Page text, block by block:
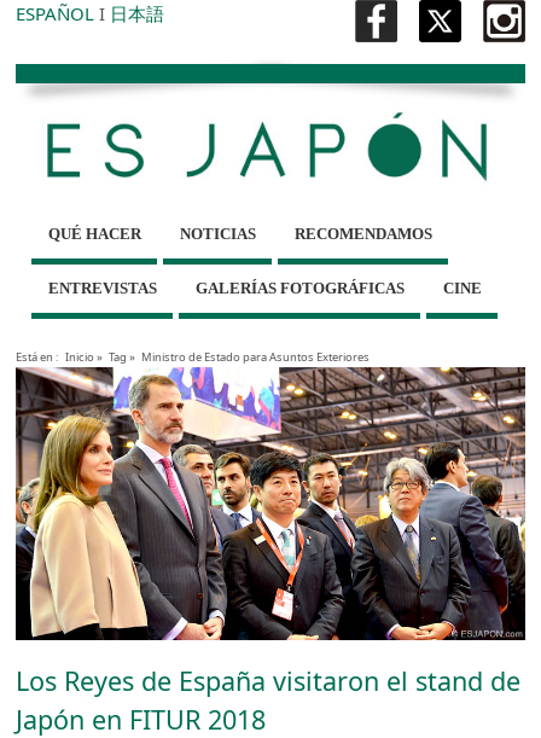
ESPAÑOL I 日本語
QUÉ HACER NOTICIAS RECOMENDAMOS
ENTREVISTAS GALERÍAS FOTOGRÁFICAS CINE
Está en : Inicio» Tag » Ministro de Estado para Asuntos Exteriores
Los Reyes de España visitaron el stand de
Japón en FITUR 2018